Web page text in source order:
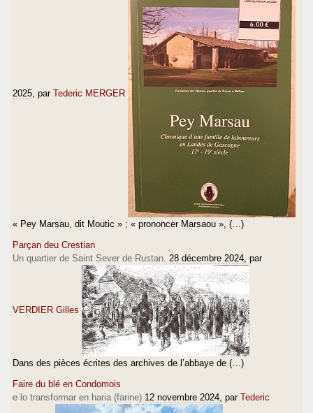
2025 , par Tederic MERGER
« Pey Marsau, dit Moutic » ; « prononcer Marsaou », (…)
Parçan deu Crestian
Un quartier de Saint Sever de Rustan. 28 décembre 2024 , par
VERDIER Gilles
Dans des pièces écrites des archives de l’abbaye de (…)
Faire du blé en Condomois
e lo transformar en haria (farine) 12 novembre 2024 , par Tederic